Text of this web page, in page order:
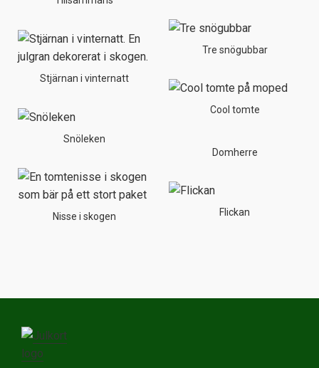
Stjärnan i vinternatt
Snöleken
Nisse i skogen
Tre snögubbar
Cool tomte
Domherre
Flickan